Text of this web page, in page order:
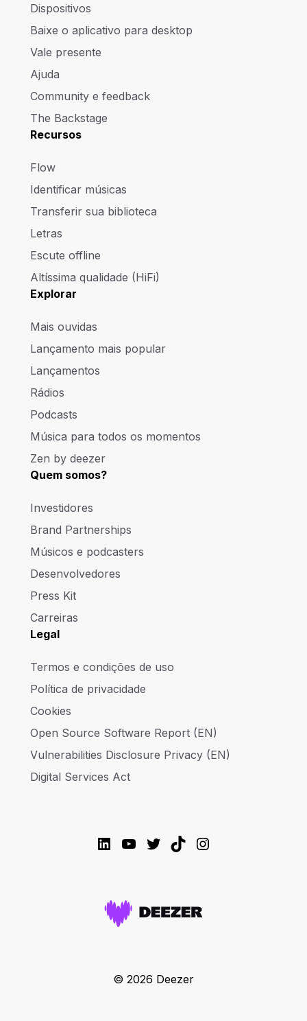
Dispositivos
Baixe o aplicativo para desktop
Vale presente
Ajuda
Community e feedback
The Backstage
Recursos
Flow
Identificar músicas
Transferir sua biblioteca
Letras
Escute offline
Altíssima qualidade (HiFi)
Explorar
Mais ouvidas
Lançamento mais popular
Lançamentos
Rádios
Podcasts
Música para todos os momentos
Zen by deezer
Quem somos?
Investidores
Brand Partnerships
Músicos e podcasters
Desenvolvedores
Press Kit
Carreiras
Legal
Termos e condições de uso
Política de privacidade
Cookies
Open Source Software Report (EN)
Vulnerabilities Disclosure Privacy (EN)
Digital Services Act
LinkedIn
YouTube
Twitter
TikTokInstagram
© 2026 Deezer